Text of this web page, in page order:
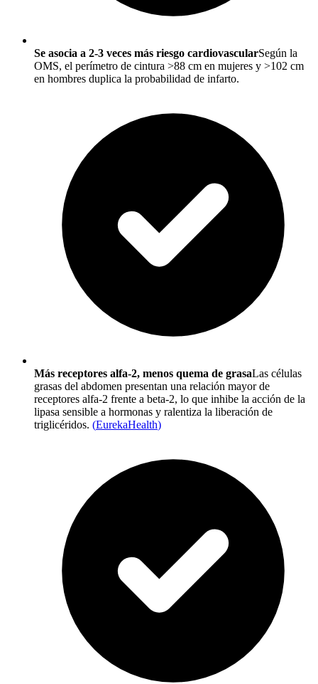
Se asocia a 2-3 veces más riesgo cardiovascularSegún la
OMS, el perímetro de cintura >88 cm en mujeres y >102 cm
en hombres duplica la probabilidad de infarto.
Más receptores alfa-2, menos quema de grasaLas células
grasas del abdomen presentan una relación mayor de
receptores alfa-2 frente a beta-2, lo que inhibe la acción de la
lipasa sensible a hormonas y ralentiza la liberación de
triglicéridos. (EurekaHealth)